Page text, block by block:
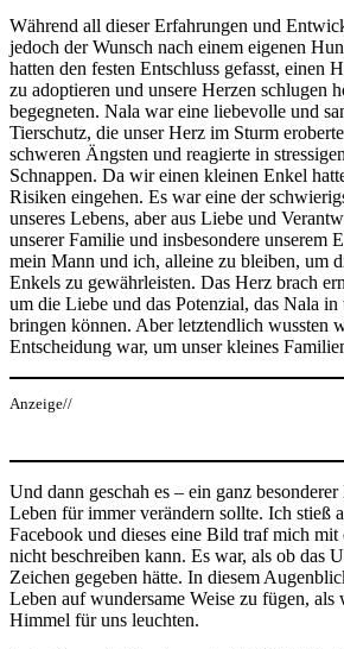
Während all dieser Erfahrungen und
jedoch der Wunsch nach einem eigenen
hatten den festen Entschluss gefasst, einen
zu adoptieren und unsere Herzen schlugen
begegneten. Nala war eine liebevolle und
Tierschutz, die unser Herz im Sturm
schweren Ängsten und reagierte in
Schnappen. Da wir einen kleinen Enkel
Risiken eingehen. Es war eine der
unseres Lebens, aber aus Liebe und
unserer Familie und insbesondere unserem
mein Mann und ich, alleine zu bleiben, um
Enkels zu gewährleisten. Das Herz brach
um die Liebe und das Potenzial, das Nala in
bringen können. Aber letztendlich wussten
Entscheidung war, um unser kleines
Anzeige//
Und dann geschah es – ein ganz
Leben für immer verändern sollte. Ich stieß
Facebook und dieses eine Bild traf mich
nicht beschreiben kann. Es war, als ob das
Zeichen gegeben hätte. In diesem
Leben auf wundersame Weise zu fügen, als
Himmel für uns leuchten.